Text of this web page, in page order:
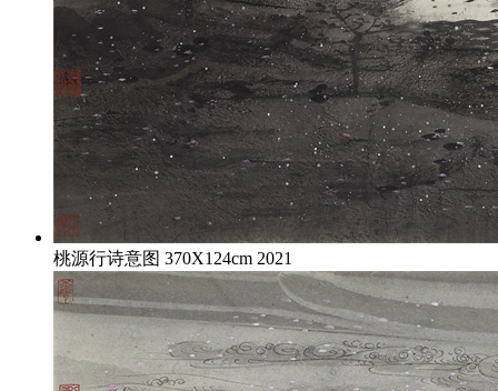
桃源行诗意图 370X124cm 2021